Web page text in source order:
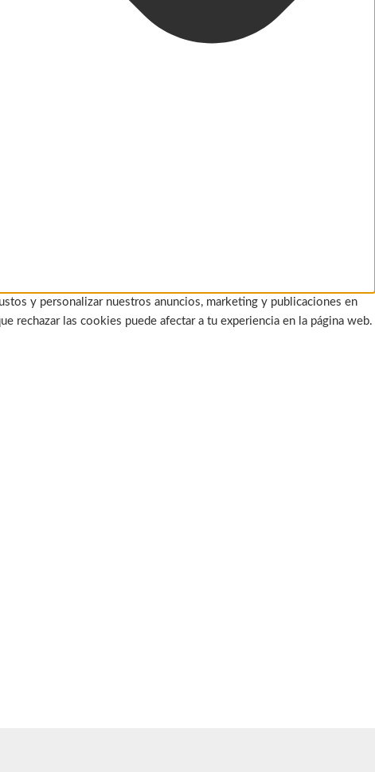
y personalizar nuestros anuncios, marketing y publicaciones en
rechazar las cookies puede afectar a tu experiencia en la página web.